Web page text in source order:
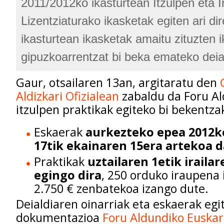
2011/2012ko ikasturtean Itzulpen eta
Lizentziaturako ikasketak egiten ari
ikasturtean ikasketak amaitu zituzten
gipuzkoarrentzat bi beka emateko
Gaur, otsailaren 13an, argitaratu den
Aldizkari Ofizialean zabaldu da Foru
itzulpen praktikak egiteko bi
Eskaerak aurkezteko epea
17tik ekainaren 15era artekoa
Praktikak uztailaren 1etik
egingo dira, 250 orduko
2.750 € zenbatekoa izango dute.
Deialdiaren oinarriak eta eskaerak
dokumentazioa Foru Aldundiko